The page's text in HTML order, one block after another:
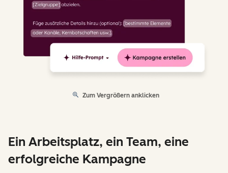
Zum Vergrößern anklicken
Ein Arbeitsplatz, ein Team, eine
erfolgreiche Kampagne